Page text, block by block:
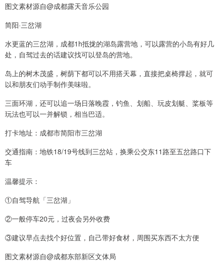
图文素材源自@成都露天音乐公园
简阳·三岔湖
水更蓝的三岔湖，成都1h抵拢的湖岛露营地，可以露营的小岛有好几
处，自驾过去的话建议找可以登岛的营地。
岛上的树木茂盛，树荫下都可以不用搭天幕，直接把桌椅撑起，就可
以和朋友们动手制作美味啦。
三面环湖，还可以追一场日落晚霞，钓鱼、划船、玩皮划艇、桨板等
玩法也可以一并解锁，相当巴适。
打卡地址：成都市简阳市三岔湖
交通指南：地铁18/19号线到三岔站，换乘公交东11路至五岔路口下
车
温馨提示：
①自驾导航「三岔湖」
②一般停车20元，过夜会另外收费
③建议早点去找个好位置，自己带好食材，周围买东西不太方便
图文素材源自@成都东部新区文体局